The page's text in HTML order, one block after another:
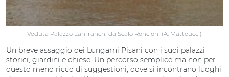
Veduta Palazzo Lanfranchi da Scalo Roncioni (A. Matteucci)
Un breve assaggio dei Lungarni Pisani con i suoi palazzi
storici, giardini e chiese. Un percorso semplice ma non per
questo meno ricco di suggestioni, dove si incontrano luoghi